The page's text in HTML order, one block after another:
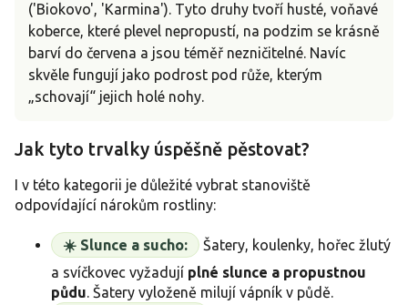
('Biokovo', 'Karmina'). Tyto druhy tvoří husté, voňavé
koberce, které plevel nepropustí, na podzim se krásně
barví do červena a jsou téměř nezničitelné. Navíc
skvěle fungují jako podrost pod růže, kterým
„schovají“ jejich holé nohy.
Jak tyto trvalky úspěšně pěstovat?
I v této kategorii je důležité vybrat stanoviště
odpovídající nárokům rostliny:
☀️ Slunce a sucho:
Šatery, koulenky, hořec žlutý
a svíčkovec vyžadují plné slunce a propustnou
půdu. Šatery vyloženě milují vápník v půdě.